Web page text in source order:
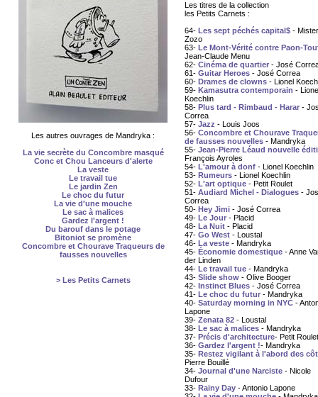
Les autres ouvrages de Mandryka :
La vie secrète du Concombre masqué
Conc et Chou Lanceurs d'alerte
La veste
Le travail tue
Le jardin Zen
Le choc du futur
La vie d'une mouche
Le sac à malices
Gardez l'argent !
Du barouf dans le potage
Bitoniot se promène
Concombre et Chourave Traqueurs de
fausses nouvelles
> Les Petits Carnets
Les titres de la collection
les Petits Carnets :
64- Les sept péchés capital$ - Mister
Zozo
63- Le Mont-Vérité contre Paon-
Jean-Claude Menu
62- Cinéma de quartier - José
61- Guitar Heroes - José Correa
60- Drames de clowns - Lionel
59- Kamasutra contemporain -
Koechlin
58- Plus tard - Rimbaud - Harar -
Correa
57- Jazz - Louis Joos
56- Concombre et Chourave
de fausses nouvelles - Mandryka
55- Jean-Pierre Léaud nouvelle
François Ayroles
54- L'amour à donf - Lionel Koechlin
53- Rumeurs - Lionel Koechlin
52- L'art optique - Petit Roulet
51- Audiard Michel - Dialogues -
Correa
50- Hey Jimi - José Correa
49- Le Jour - Placid
48- La Nuit - Placid
47- Go West - Loustal
46- La veste - Mandryka
45- Économie domestique - Anne
der Linden
44- Le travail tue - Mandryka
43- Slide show - Olive Booger
42- Instinct Blues - José Correa
41- Le choc du futur - Mandryka
40- Saturday morning in NYC -
Lapone
39- Zenata 82 - Loustal
38- Le sac à malices - Mandryka
37- Précis d'architecture- Petit Roulet
36- Gardez l'argent !- Mandryka
35- Restez vigilant à l'abord des
Pierre Bouillé
34- Journal d'une Narciste - Nicole
Dufour
33- Rainy Day - Antonio Lapone